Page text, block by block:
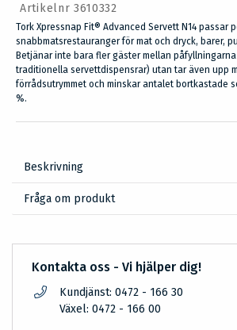
Artikelnr 3610332
Tork Xpressnap Fit® Advanced Servett N14 passar
snabbmatsrestauranger för mat och dryck, barer,
Betjänar inte bara fler gäster mellan påfyllningarna
traditionella servettdispensrar) utan tar även upp
förrådsutrymmet och minskar antalet bortkastade
%.
Beskrivning
Fråga om produkt
Kontakta oss - Vi hjälper dig!
Kundjänst: 0472 - 166 30
Växel: 0472 - 166 00